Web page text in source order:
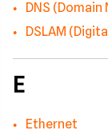
DNS
DSLAM
E
Ethernet